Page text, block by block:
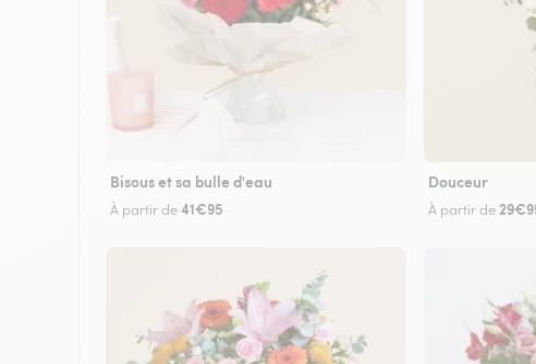
Bisous et sa bulle d'eau
À partir de41€95
Douceur
À partir de